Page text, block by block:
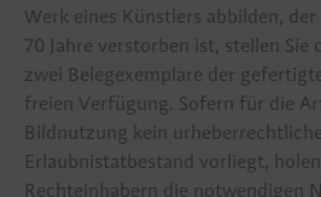
Werk eines Künstlers abbilden,
70 Jahre verstorben ist, stellen Sie
zwei Belegexemplare der
freien Verfügung. Sofern für die
Bildnutzung kein
Erlaubnistatbestand vorliegt,
Rechteinhabern die notwendigen